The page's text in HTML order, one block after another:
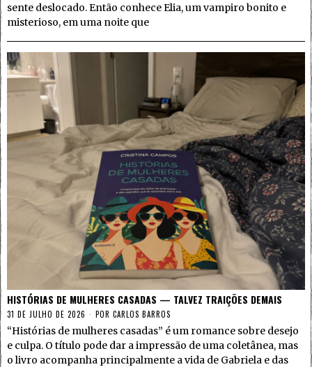
sente deslocado. Então conhece Elia, um vampiro bonito e
misterioso, em uma noite que
HISTÓRIAS DE MULHERES CASADAS — TALVEZ TRAIÇÕES DEMAIS
31 DE JULHO DE 2026 POR CARLOS BARROS
“Histórias de mulheres casadas” é um romance sobre desejo
e culpa. O título pode dar a impressão de uma coletânea, mas
o livro acompanha principalmente a vida de Gabriela e das